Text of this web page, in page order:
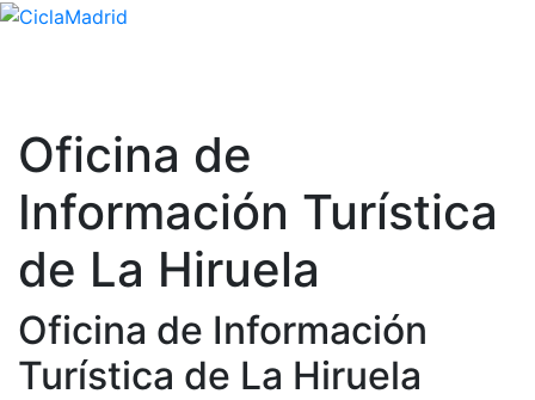
Oficina de
Información Turística
de La Hiruela
Oficina de Información
Turística de La Hiruela